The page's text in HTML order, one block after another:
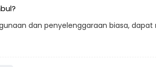
dan penyelenggaraan biasa,